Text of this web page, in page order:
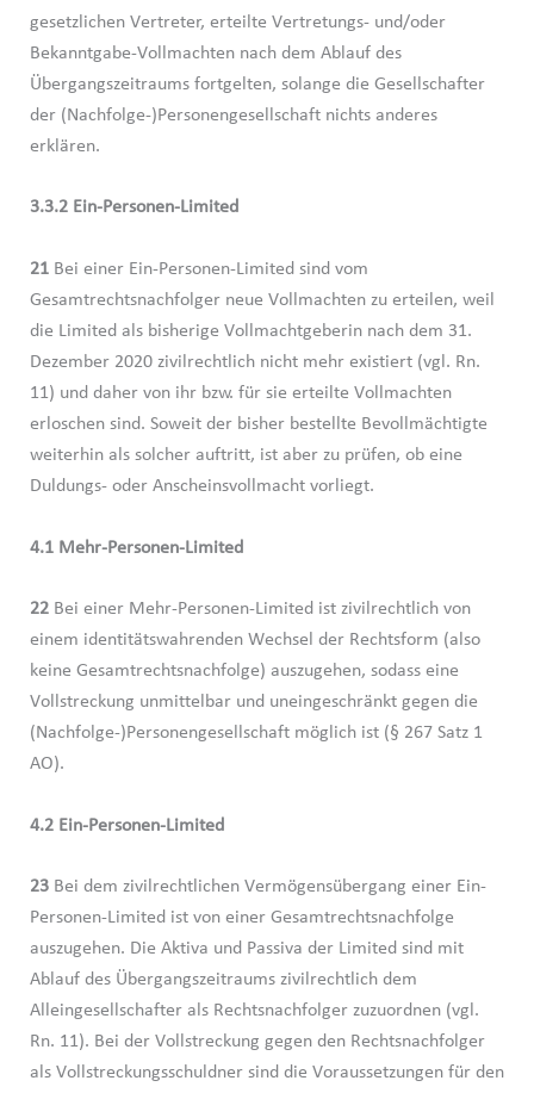
gesetzlichen Vertreter, erteilte Vertretungs- und/oder
Bekanntgabe-Vollmachten nach dem Ablauf des
Übergangszeitraums fortgelten, solange die Gesellschafter
der (Nachfolge-)Personengesellschaft nichts anderes
erklären.
3.3.2 Ein-Personen-Limited
21Bei einer Ein-Personen-Limited sind vom
Gesamtrechtsnachfolger neue Vollmachten zu erteilen, weil
die Limited als bisherige Vollmachtgeberin nach dem 31.
Dezember 2020 zivilrechtlich nicht mehr existiert (vgl. Rn.
11) und daher von ihr bzw. für sie erteilte Vollmachten
erloschen sind. Soweit der bisher bestellte Bevollmächtigte
weiterhin als solcher auftritt, ist aber zu prüfen, ob eine
Duldungs- oder Anscheinsvollmacht vorliegt.
4.1 Mehr-Personen-Limited
22Bei einer Mehr-Personen-Limited ist zivilrechtlich von
einem identitätswahrenden Wechsel der Rechtsform (also
keine Gesamtrechtsnachfolge) auszugehen, sodass eine
Vollstreckung unmittelbar und uneingeschränkt gegen die
(Nachfolge-)Personengesellschaft möglich ist (§ 267 Satz 1
AO).
4.2 Ein-Personen-Limited
23Bei dem zivilrechtlichen Vermögensübergang einer Ein-
Personen-Limited ist von einer Gesamtrechtsnachfolge
auszugehen. Die Aktiva und Passiva der Limited sind mit
Ablauf des Übergangszeitraums zivilrechtlich dem
Alleingesellschafter als Rechtsnachfolger zuzuordnen (vgl.
Rn. 11). Bei der Vollstreckung gegen den Rechtsnachfolger
als Vollstreckungsschuldner sind die Voraussetzungen für den